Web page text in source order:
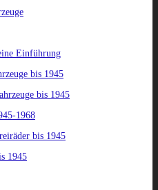
Einführung
bis 1945
bis 1945
1968
bis 1945
1945